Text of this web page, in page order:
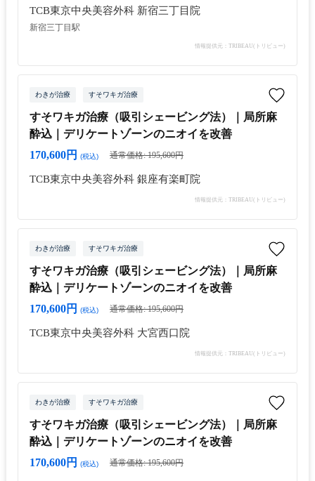
TCB東京中央美容外科 新宿三丁目院
新宿三丁目駅
情報提供元：TRIBEAU(トリビュー)
わきが治療 すそワキガ治療
すそワキガ治療（吸引シェービング法）｜局所麻
酔込｜デリケートゾーンのニオイを改善
170,600円
(税込) 通常価格: 195,600円
TCB東京中央美容外科 銀座有楽町院
情報提供元：TRIBEAU(トリビュー)
わきが治療 すそワキガ治療
すそワキガ治療（吸引シェービング法）｜局所麻
酔込｜デリケートゾーンのニオイを改善
170,600円
(税込) 通常価格: 195,600円
TCB東京中央美容外科 大宮西口院
情報提供元：TRIBEAU(トリビュー)
わきが治療 すそワキガ治療
すそワキガ治療（吸引シェービング法）｜局所麻
酔込｜デリケートゾーンのニオイを改善
170,600円
(税込) 通常価格: 195,600円